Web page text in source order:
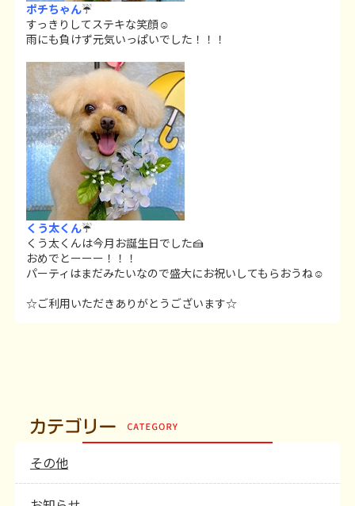
ポチちゃん☔
すっきりしてステキな笑顔☺
雨にも負けず元気いっぱいでした！！！
くう太くん☔
くう太くんは今月お誕生日でした🍰
おめでとーーー！！！
パーティはまだみたいなので盛大にお祝いしてもらおうね☺
☆ご利用いただきありがとうございます☆
その他